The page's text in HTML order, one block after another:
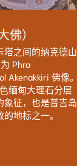
佛）
塔之间的纳克德山
Phra
Akenakkiri 佛像。
缅甸大理石分层
象征，也是普吉岛
地标之一。